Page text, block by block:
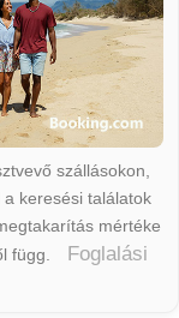
szállásokon,
a keresési találatok
mértéke
függ.
Foglalási